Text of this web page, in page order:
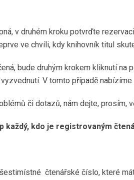
v druhém kroku potvrďte
ve chvíli, kdy knihovník titul
bude druhým krokem kliknutí na
V tomto případě
či dotazů, nám dejte, prosím,
každý, kdo je registrovaným
čtenářské číslo, které